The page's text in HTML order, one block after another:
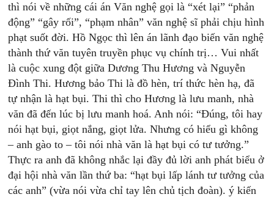
thì nói về những cái án Văn nghệ gọi là “xét lại” “phản
động” “gây rối”, “phạm nhân” văn nghệ sĩ phải chịu hình
phạt suốt đời. Hồ Ngọc thì lên án lãnh đạo biến văn nghệ
thành thứ văn tuyên truyền phục vụ chính trị… Vui nhất
là cuộc xung đột giữa Dương Thu Hương và Nguyễn
Đình Thi. Hương bảo Thi là đồ hèn, trí thức hèn hạ, đã
tự nhận là hạt bụi. Thi thì cho Hương là lưu manh, nhà
văn đã đến lúc bị lưu manh hoá. Anh nói: “Đúng, tôi hay
nói hạt bụi, giọt nắng, giọt lửa. Nhưng có hiểu gì không
– anh gào to – tôi nói nhà văn là hạt bụi có tư tưởng.”
Thực ra anh đã không nhắc lại đầy đủ lời anh phát biểu ở
đại hội nhà văn lần thứ ba: “hạt bụi lấp lánh tư tưởng của
các anh” (vừa nói vừa chỉ tay lên chủ tịch đoàn). ý kiến